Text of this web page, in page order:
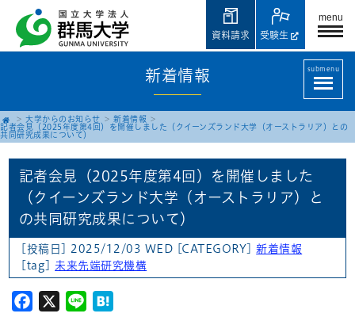
menu
受験生
資料請求
新着情報 submenu
大学からのお知らせ
新着情報
記者会見（2025年度第4回）を開催しました（クイーンズランド大学（オーストラリア）との
共同研究成果について）
記者会見（2025年度第4回）を開催しました
（クイーンズランド大学（オーストラリア）と
の共同研究成果について）
[投稿日] 2025/12/03 WED [CATEGORY]新着情報
[tag] 未来先端研究機構
Facebook
X Line